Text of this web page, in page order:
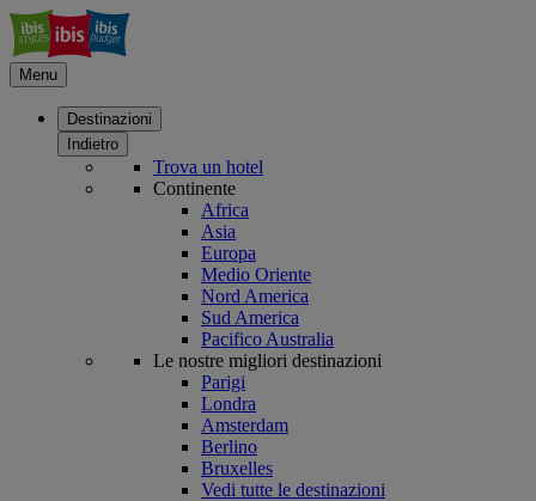
Menu
Destinazioni
Indietro
Trova un hotel
Continente
Africa
Asia
Europa
Medio Oriente
Nord America
Sud America
Pacifico Australia
Le nostre migliori destinazioni
Parigi
Londra
Amsterdam
Berlino
Bruxelles
Vedi tutte le destinazioni